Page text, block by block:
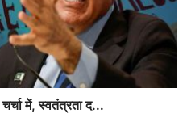
में, स्वतंत्रता द...